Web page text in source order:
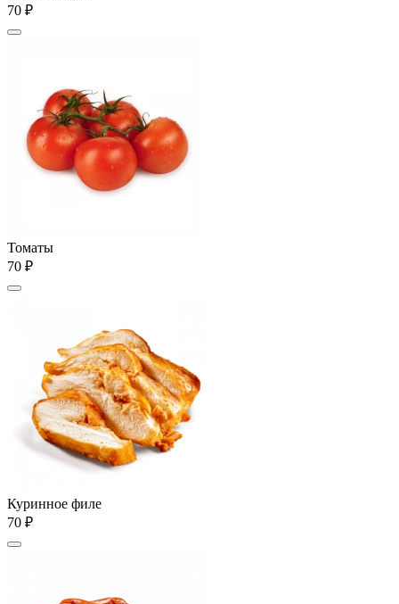
70 ₽
Томаты
70 ₽
Куринное филе
70 ₽